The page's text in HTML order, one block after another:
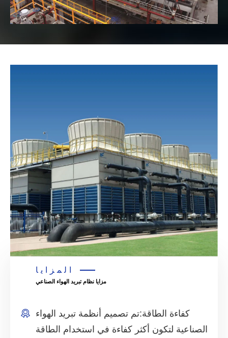
المزايا
مزايا نظام تبريد الهواء الصناعي
كفاءة الطاقة:تم تصميم أنظمة تبريد الهواء
الصناعية لتكون أكثر كفاءة في استخدام الطاقة